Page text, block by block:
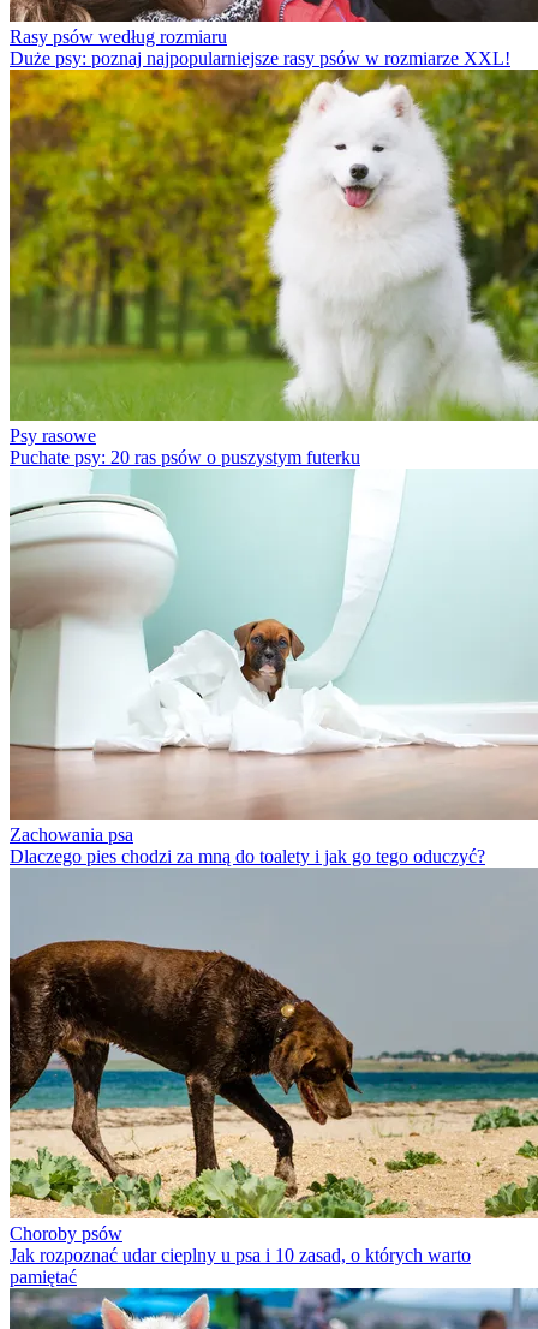
Rasy psów według rozmiaru
Duże psy: poznaj najpopularniejsze rasy psów w rozmiarze XXL!
Psy rasowe
Puchate psy: 20 ras psów o puszystym futerku
Zachowania psa
Dlaczego pies chodzi za mną do toalety i jak go tego oduczyć?
Choroby psów
Jak rozpoznać udar cieplny u psa i 10 zasad, o których warto
pamiętać